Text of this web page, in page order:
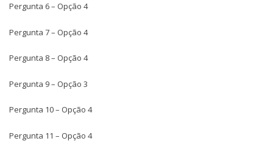
Pergunta 6 – Opção 4
Pergunta 7 – Opção 4
Pergunta 8 – Opção 4
Pergunta 9 – Opção 3
Pergunta 10 – Opção 4
Pergunta 11 – Opção 4